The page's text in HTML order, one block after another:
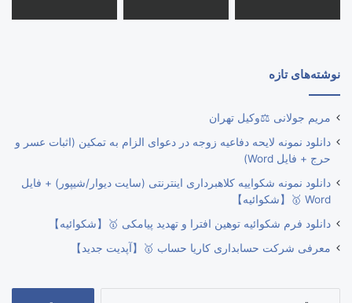
نوشته‌های تازه
مریم جولانی ⚖️وکیل تهران
دانلود نمونه لایحه دفاعیه زوجه در دعوای الزام به تمکین (اثبات عسر و
حرج + فایل Word)
دانلود نمونه شکواییه کلاهبرداری اینترنتی (سایت دیوار/شیپور) + فایل
Word 🥇【شکوائیه】
دانلود فرم شکوائیه توهین افترا و تهدید پیامکی 🥇【شکوائیه】
معرفی شرکت حسابداری کاریا حساب 🥇【آپدیت جدید】